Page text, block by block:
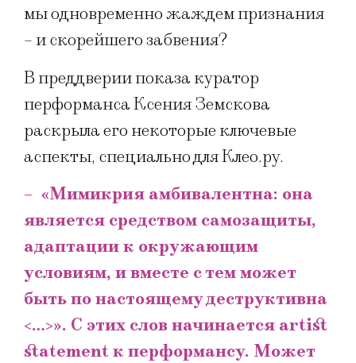
мы одновременно жаждем признания
– и скорейшего забвения?
В преддверии показа куратор
перформанса Ксения Земскова
раскрыла его некоторые ключевые
аспекты, специально для Клео.ру.
– «Мимикрия амбивалентна: она
является средством самозащиты,
адаптации к окружающим
условиям, и вместе с тем может
быть по настоящему деструктивна
<…>». С этих слов начинается artist
statement к перформансу. Может